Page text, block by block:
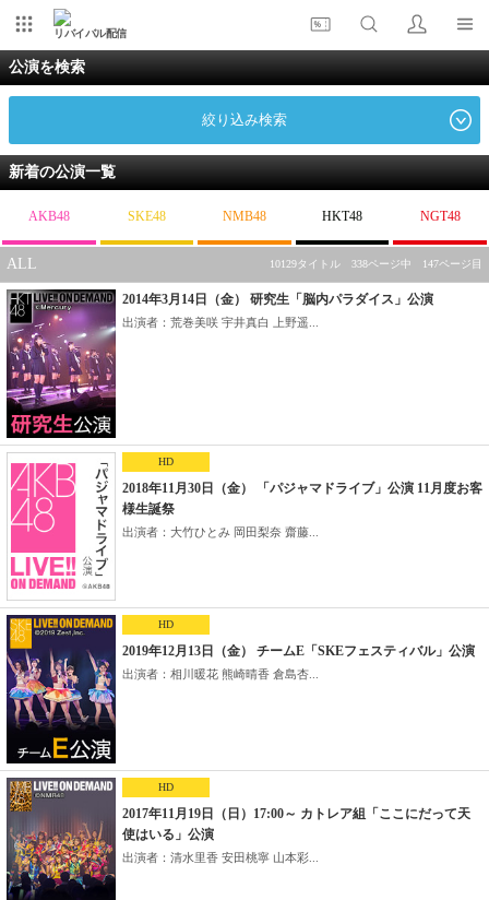
リバイバル配信
公演を検索
絞り込み検索
新着の公演一覧
AKB48 SKE48 NMB48 HKT48 NGT48
ALL 10129タイトル 338ページ中 147ページ目
2014年3月14日（金） 研究生「脳内パラダイス」公演
出演者：荒巻美咲 宇井真白 上野遥...
HD
2018年11月30日（金） 「パジャマドライブ」公演 11月度お客
様生誕祭
出演者：大竹ひとみ 岡田梨奈 齋藤...
HD
2019年12月13日（金） チームE「SKEフェスティバル」公演
出演者：相川暖花 熊崎晴香 倉島杏...
HD
2017年11月19日（日）17:00～ カトレア組「ここにだって天
使はいる」公演
出演者：清水里香 安田桃寧 山本彩...